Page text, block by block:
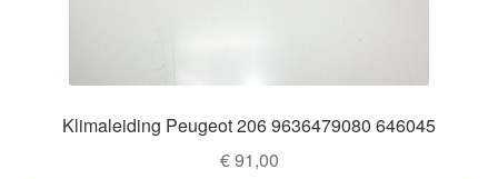
Klimaleiding Peugeot 206 9636479080 646045
€91,00